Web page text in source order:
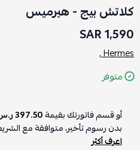
كلاتش بيج - هيرميس
1,590 SAR
Hermes ,
متوفر
أو قسم فاتورتك بقيمة397.50 ر.س
بدون رسوم تأخير، متوافقة مع
اعرف أكثر